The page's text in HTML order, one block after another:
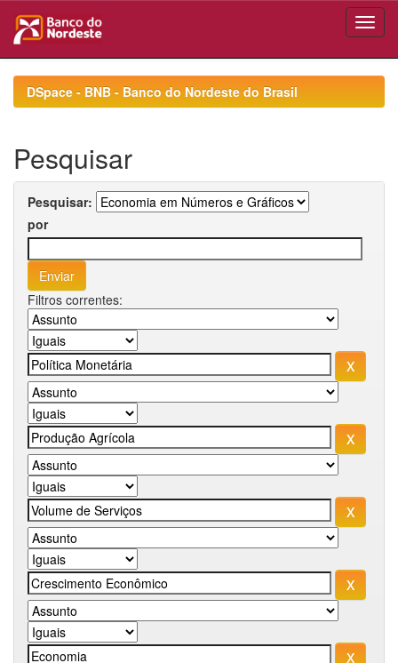
navigationDSpace - BNB - Banco do Nordeste do Brasil
Pesquisar
Pesquisar:
por
Filtros correntes: